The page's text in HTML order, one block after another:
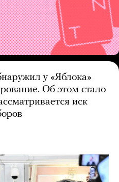
у «Яблока»
Об этом стало
иск